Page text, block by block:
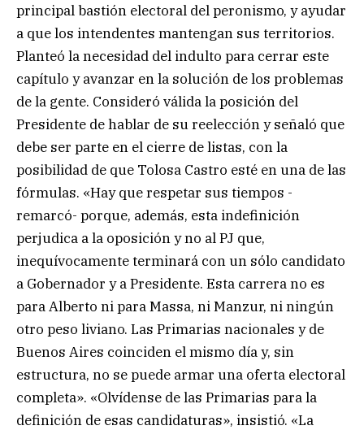
principal bastión electoral del peronismo, y ayudar
a que los intendentes mantengan sus territorios.
Planteó la necesidad del indulto para cerrar este
capítulo y avanzar en la solución de los problemas
de la gente. Consideró válida la posición del
Presidente de hablar de su reelección y señaló que
debe ser parte en el cierre de listas, con la
posibilidad de que Tolosa Castro esté en una de las
fórmulas. «Hay que respetar sus tiempos -
remarcó- porque, además, esta indefinición
perjudica a la oposición y no al PJ que,
inequívocamente terminará con un sólo candidato
a Gobernador y a Presidente. Esta carrera no es
para Alberto ni para Massa, ni Manzur, ni ningún
otro peso liviano. Las Primarias nacionales y de
Buenos Aires coinciden el mismo día y, sin
estructura, no se puede armar una oferta electoral
completa». «Olvídense de las Primarias para la
definición de esas candidaturas», insistió. «La